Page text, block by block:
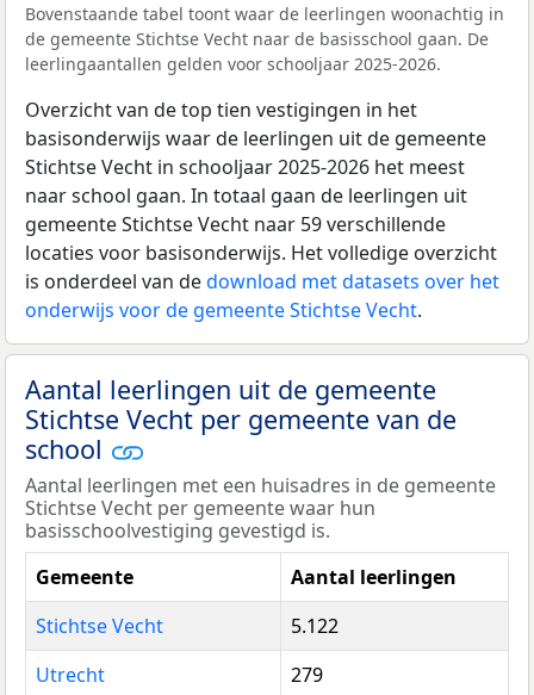
Bovenstaande tabel toont waar de leerlingen woonachtig in
de gemeente Stichtse Vecht naar de basisschool gaan. De
leerlingaantallen gelden voor schooljaar 2025-2026.
Overzicht van de top tien vestigingen in het
basisonderwijs waar de leerlingen uit de gemeente
Stichtse Vecht in schooljaar 2025-2026 het meest
naar school gaan. In totaal gaan de leerlingen uit
gemeente Stichtse Vecht naar 59 verschillende
locaties voor basisonderwijs. Het volledige overzicht
is onderdeel van dedownload met datasets over het
onderwijs voor de gemeente Stichtse Vecht.
Aantal leerlingen uit de gemeente
Stichtse Vecht per gemeente van de
school
Aantal leerlingen met een huisadres in de gemeente
Stichtse Vecht per gemeente waar hun
basisschoolvestiging gevestigd is.
Gemeente
Aantal leerlingen
Stichtse Vecht
5.122
Utrecht
279